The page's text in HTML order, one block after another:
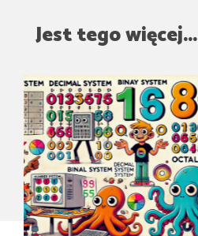
Jest tego więcej...